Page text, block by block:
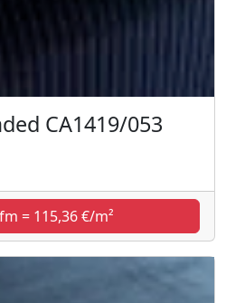
CA1419/053
= 115,36 €/m²